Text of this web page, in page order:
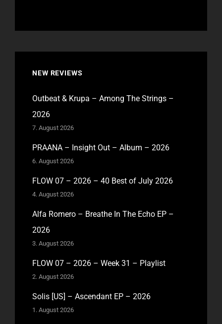
NEW REVIEWS
Outbeat & Krupa – Among The Strings –
2026
7. August 2026
PRAANA – Insight Out – Album – 2026
6. August 2026
FLOW 07 – 2026 – 40 Best of July 2026
4. August 2026
Alfa Romero – Breathe In The Echo EP –
2026
3. August 2026
FLOW 07 – 2026 – Week 31 – Playlist
2. August 2026
Solis [US] – Ascendant EP – 2026
1. August 2026